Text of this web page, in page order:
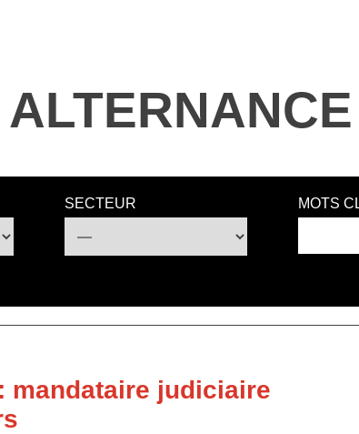
SECTEUR MOTS
mandataire judiciaire